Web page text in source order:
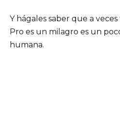
Y hágales saber que a
Pro es un milagro es un
humana.